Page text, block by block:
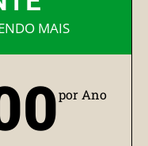
MAIS
por Ano